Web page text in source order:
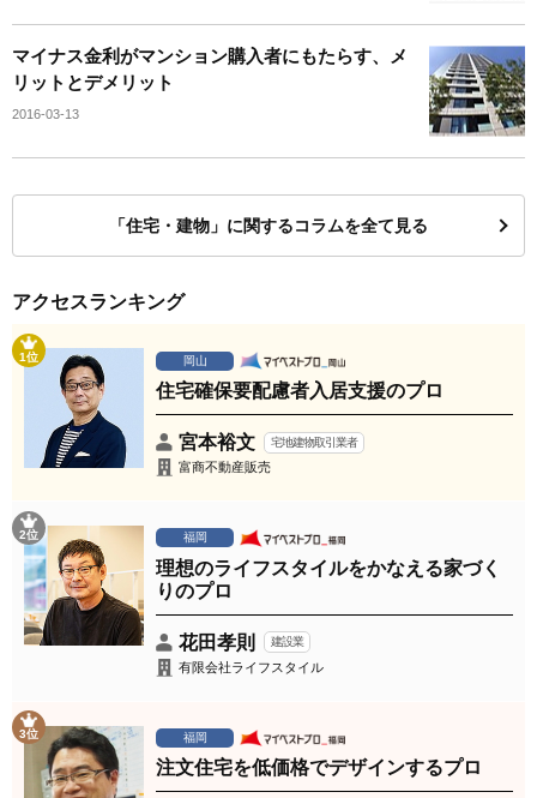
マイナス金利がマンション購入者にもたらす、メ
リットとデメリット
2016-03-13
「住宅・建物」に関するコラムを全て見る
アクセスランキング
1位 岡山
住宅確保要配慮者入居支援のプロ
宮本裕文 宅地建物取引業者
富商不動産販売
2位 福岡
理想のライフスタイルをかなえる家づく
りのプロ
花田孝則 建設業
有限会社ライフスタイル
3位 福岡
注文住宅を低価格でデザインするプロ